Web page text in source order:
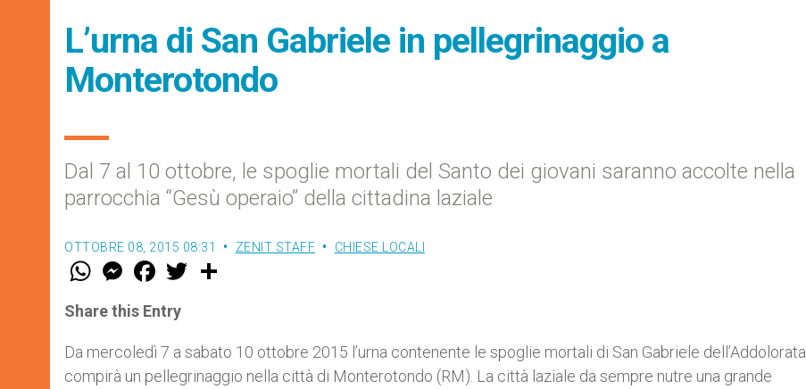
L’urna di San Gabriele in pellegrinaggio a
Monterotondo
Dal 7 al 10 ottobre, le spoglie mortali del Santo dei giovani saranno accolte nella
parrocchia “Gesù operaio” della cittadina laziale
OTTOBRE 08, 2015 08:31 ZENIT STAFF CHIESE LOCALI
W
t
s
p
p
M
e
s
e
g
e
r
F
a
e
b
o
k
w
r
Share this Entry
Da mercoledì 7 a sabato 10 ottobre 2015 l’urna contenente le spoglie mortali di San Gabriele dell’Addolorata
compirà un pellegrinaggio nella città di Monterotondo (RM). La città laziale da sempre nutre una grande